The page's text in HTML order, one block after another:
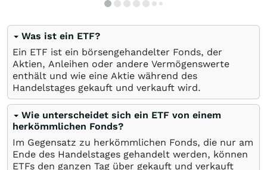
Was ist ein ETF?
Ein ETF ist ein börsengehandelter Fonds, der
Aktien, Anleihen oder andere Vermögenswerte
enthält und wie eine Aktie während des
Handelstages gekauft und verkauft wird.
Wie unterscheidet sich ein ETF von einem
herkömmlichen Fonds?
Im Gegensatz zu herkömmlichen Fonds, die nur am
Ende des Handelstages gehandelt werden, können
ETFs den ganzen Tag über gekauft und verkauft